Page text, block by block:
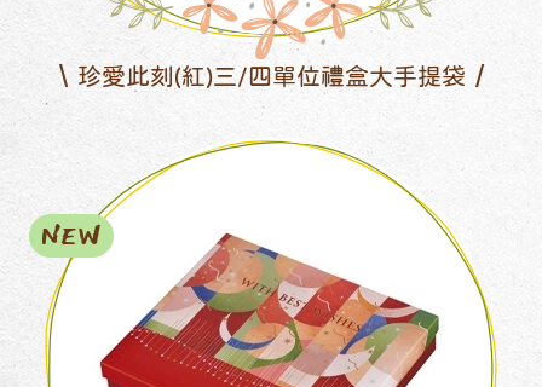
珍愛此刻(紅)三/四單位禮盒大手提袋
NEW